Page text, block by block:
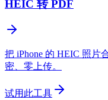
HEIC 转 PDF
把 iPhone 的 HEIC 照片
密、零上传。
试用此工具